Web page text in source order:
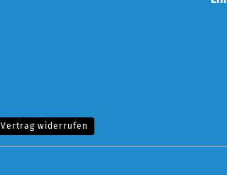
Vertrag widerrufen